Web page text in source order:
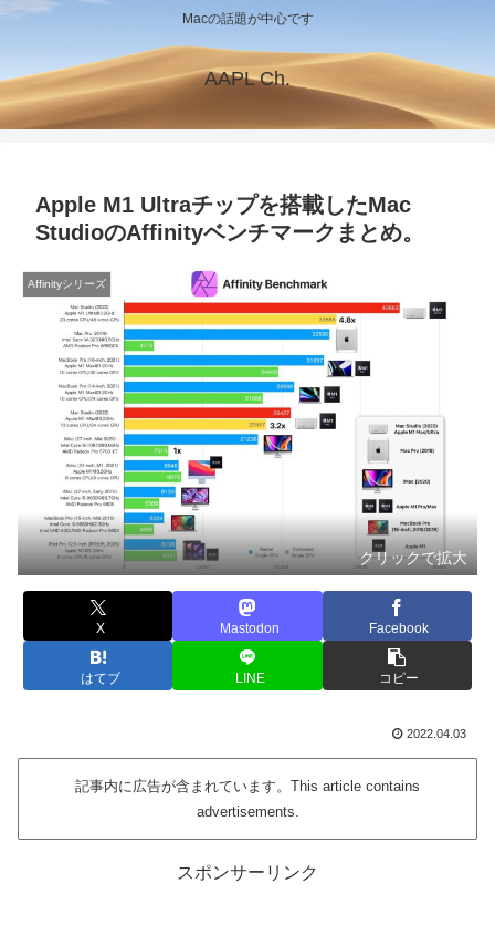
Macの話題が中心です
AAPL Ch.
Apple M1 Ultraチップを搭載したMac
StudioのAffinityベンチマークまとめ。
Affinityシリーズ
クリックで拡大
X Mastodon Facebook
はてブ LINE コピー
2022.04.03
記事内に広告が含まれています。This article contains
advertisements.
スポンサーリンク